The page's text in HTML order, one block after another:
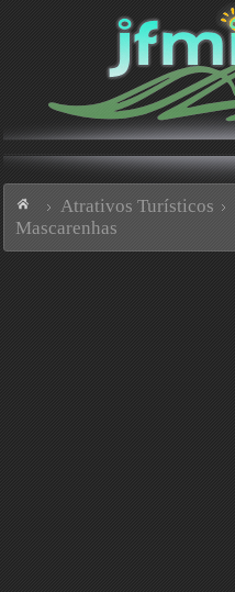
Atrativos Turísticos
Mascarenhas